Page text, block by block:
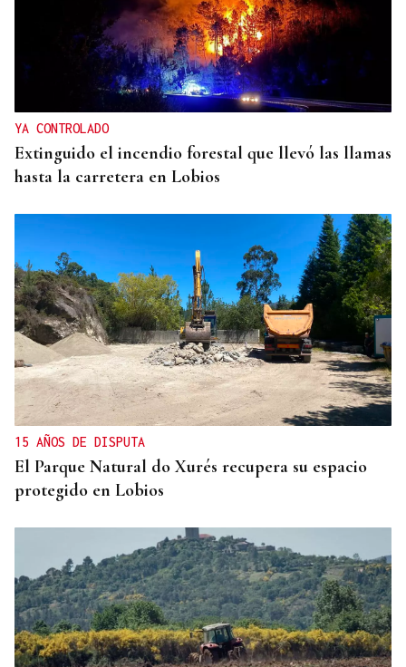
YA CONTROLADO
Extinguido el incendio forestal que llevó las llamas
hasta la carretera en Lobios
15 AÑOS DE DISPUTA
El Parque Natural do Xurés recupera su espacio
protegido en Lobios